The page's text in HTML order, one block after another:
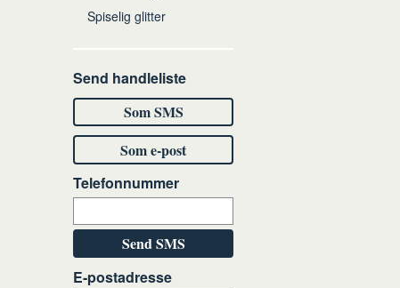
Spiselig glitter
Send handleliste
Som SMS
Som e-post
Telefonnummer
Send SMS
E-postadresse